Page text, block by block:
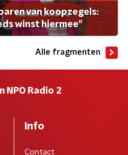
van koopzegels:
winst hiermee"
Alle fragmenten
NPO Radio 2
Info
Contact